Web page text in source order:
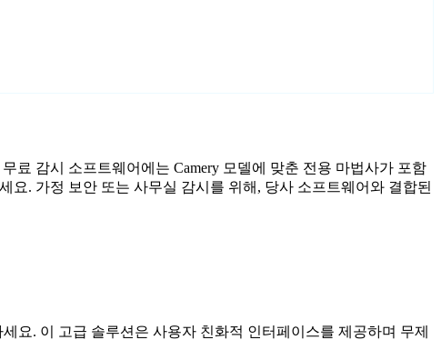
료 감시 소프트웨어에는 Camery 모델에 맞춘 전용 마법사가 포함
. 가정 보안 또는 사무실 감시를 위해, 당사 소프트웨어와 결합된
요. 이 고급 솔루션은 사용자 친화적 인터페이스를 제공하며 무제